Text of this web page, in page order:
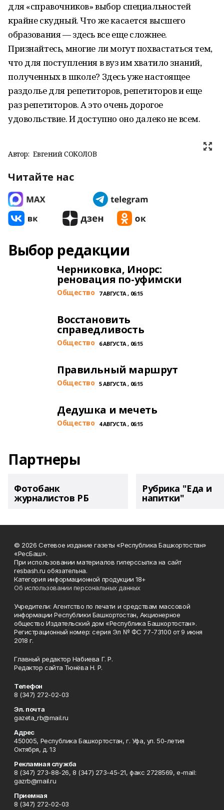
для «справочников» выбор специальностей
крайне скудный. Что же касается высшего
образования — здесь все еще сложнее.
Признайтесь, многие ли могут похвастаться тем,
что для поступления в вуз им хватило знаний,
полученных в школе? Здесь уже настоящее
раздолье для репетиторов, репетиторов и еще
раз репетиторов. А это очень дорогое
удовольствие. И доступно оно далеко не всем.
Автор: Евгений СОКОЛОВ
Читайте нас
Выбор редакции
Черниковка, Инорс:
реновация по-уфимски
Общество 7 АВГУСТА , 06:15
Восстановить
справедливость
Общество 6 АВГУСТА , 06:15
Правильный маршрут
Общество 5 АВГУСТА , 06:15
Дедушка и мечеть
Общество 4 АВГУСТА , 06:15
Партнеры
Фотобанк
журналистов РБ
Рубрика "Еда и
напитки"
© 2026 Сетевое издание газеты «Республика Башкортостан»
«РесБаш».
При использовании материалов гиперссылка на сайт
resbash.ru обязательна.
Категория информационной продукции 18+
Об использовании персональных данных
Учредители: Агентство по печати и средствам массовой
информации Республики Башкортостан, Акционерное
общество Издательский дом «Республика Башкортостан».
Регистрационный номер: серия Эл № ФС 77-73100 от 9 июня
2018 г.
Главный редактор Набиева Г. Р.
Редактор сайта Тюнёва Н. Р.
Телефон
8 (347) 272-02-03
Эл. почта
gazeta_rb@mail.ru
Адрес
450005, Республика Башкортостан, г. Уфа, ул. 50-летия
Октября, д. 13
Рекламная служба
8 (347) 273-88-26, 8 (347) 273-45-21, факс 2728569, e-mail:
gazrb@mail.ru
Приемная
8 (347) 272-02-03